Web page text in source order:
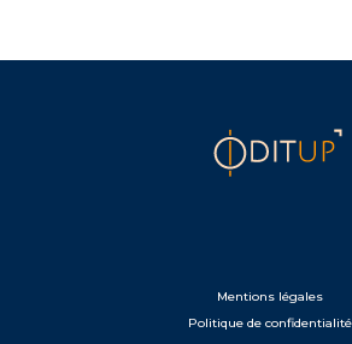
Mentions légales
Politique de confidentialité